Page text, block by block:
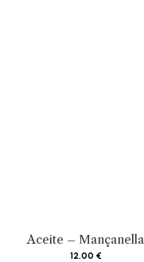
Aceite – Mançanella
12,00 €